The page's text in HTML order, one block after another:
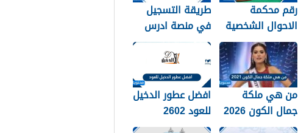
رقم محكمة
الاحوال الشخصية
بجدة 1448
طريقة التسجيل
في منصة ادرس
في السعودية
1448
من هي ملكة
جمال الكون 2026
افضل عطور الدخيل
للعود 2602